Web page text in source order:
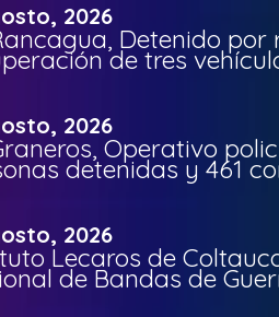
2026
Detenido por
de tres
2026
Operativo
detenidas y 461
2026
Lecaros de
de Bandas de